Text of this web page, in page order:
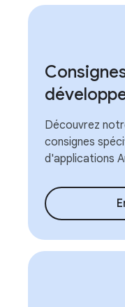
Découvrez
consignes
d'applications